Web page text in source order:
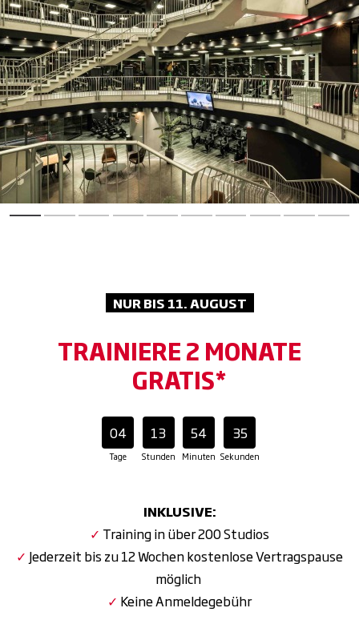
NUR BIS 11. AUGUST
TRAINIERE 2 MONATE
GRATIS*
04
Tage
13
Stunden
54
Minuten
34
Sekunden
INKLUSIVE:
✓ Training in über 200 Studios
✓ Jederzeit bis zu 12 Wochen kostenlose Vertragspause
möglich
✓ Keine Anmeldegebühr
Repeat. Lass den Alltag hinter dir und
genieße Sauna, Dampfbad und Co. für
maximale Erholung.